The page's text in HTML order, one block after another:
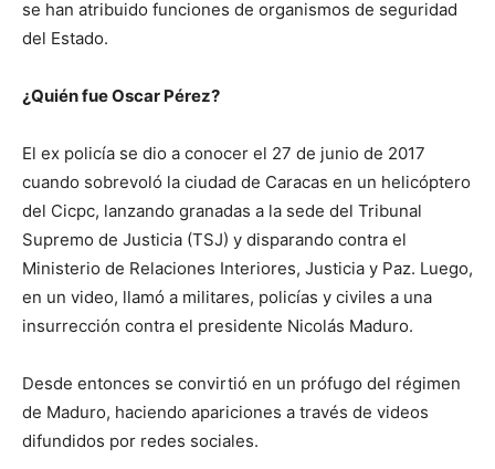
se han atribuido funciones de organismos de seguridad
del Estado.
¿Quién fue Oscar Pérez?
El ex policía se dio a conocer el 27 de junio de 2017
cuando sobrevoló la ciudad de Caracas en un helicóptero
del Cicpc, lanzando granadas a la sede del Tribunal
Supremo de Justicia (TSJ) y disparando contra el
Ministerio de Relaciones Interiores, Justicia y Paz. Luego,
en un video, llamó a militares, policías y civiles a una
insurrección contra el presidente Nicolás Maduro.
Desde entonces se convirtió en un prófugo del régimen
de Maduro, haciendo apariciones a través de videos
difundidos por redes sociales.